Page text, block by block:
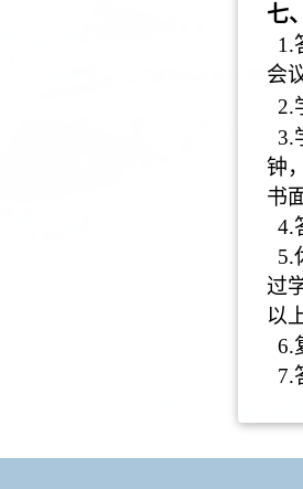
七
1.
会
2.
3.
钟
书
4.
5.
过
以
6.
7.